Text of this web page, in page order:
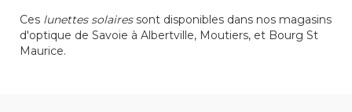
Ces lunettes solairessont disponibles dans nos magasins
d'optique de Savoie à Albertville, Moutiers, et Bourg St
Maurice.